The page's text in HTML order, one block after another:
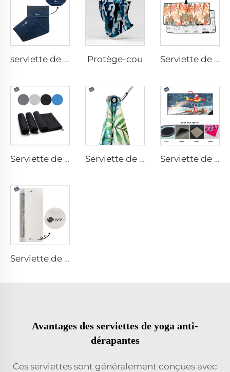
serviette de gym avec poche Protège-cou Serviette de golf imprimée
Serviette de golf en microfibres Serviette de golf magnétique Serviette de golf avec brosse
Serviette de golf caddy
Avantages des serviettes de yoga anti-
dérapantes
Ces serviettes sont généralement conçues avec